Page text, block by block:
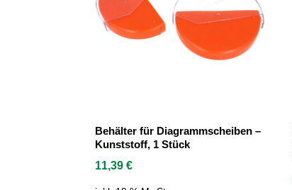
Behälter für Diagrammscheiben –
Kunststoff, 1 Stück
11,39€